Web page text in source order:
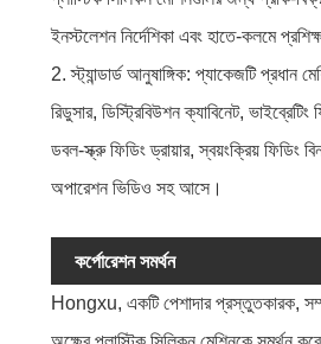
ইনস্টলেশন নির্দেশিকা এবং হাতে-কলমে
2. স্ট্যান্ডার্ড আনুষাঙ্গিক: প্যাকেজটি প্রধান
রিডুসার, ডিস্ট্রিবিউশন ক্যাবিনেট,
ডবল-স্ক্রু ফিডিং ড্রায়ার, স্বয়ংক্রিয় ফিডিং
অপারেশন ভিডিও সহ আসে।
কর্পোরেশন সমর্থন
Hongxu, একটি পেশাদার প্রস্তুতকারক,